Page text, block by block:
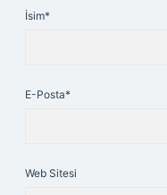
İsim*
E-Posta*
Web Sitesi